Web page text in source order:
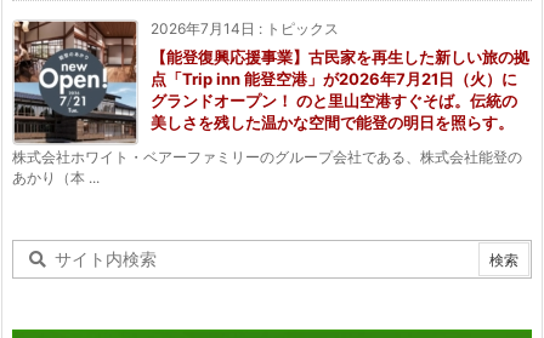
2026年7月14日 : トピックス
【能登復興応援事業】古民家を再生した新しい旅の拠
点「Trip inn 能登空港」が2026年7月21日（火）に
グランドオープン！ のと里山空港すぐそば。伝統の
美しさを残した温かな空間で能登の明日を照らす。
株式会社ホワイト・ベアーファミリーのグループ会社である、株式会社能登の
あかり（本 ...